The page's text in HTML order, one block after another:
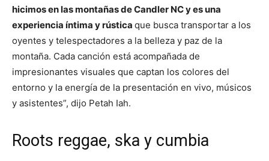
hicimos en las montañas de Candler NC y es una
experiencia íntima y rústica que busca transportar a los
oyentes y telespectadores a la belleza y paz de la
montaña. Cada canción está acompañada de
impresionantes visuales que captan los colores del
entorno y la energía de la presentación en vivo, músicos
y asistentes”, dijo Petah Iah.
Roots reggae, ska y cumbia